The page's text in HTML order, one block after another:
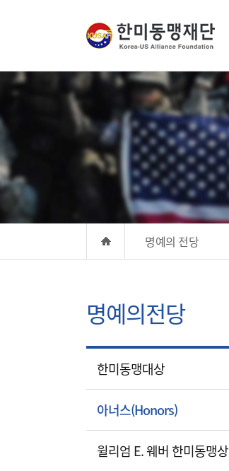
명예의 전당
명예의전당
한미동맹대상
아너스(Honors)
윌리엄 E. 웨버 한미동맹상